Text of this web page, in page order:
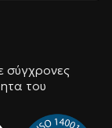
σύγχρονες
του